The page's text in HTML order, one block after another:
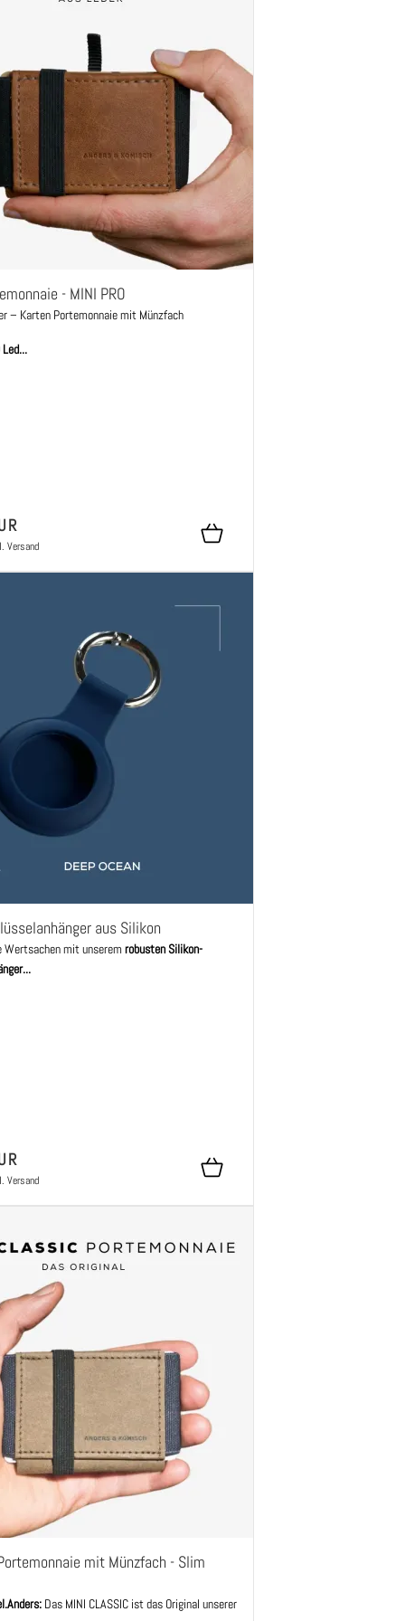
- MINI PRO
– Karten Portemonnaie mit Münzfach
Versand
aus Silikon
Wertsachen mit unserem robusten Silikon-
Versand
mit Münzfach - Slim
Das MINI CLASSIC ist das Original unserer